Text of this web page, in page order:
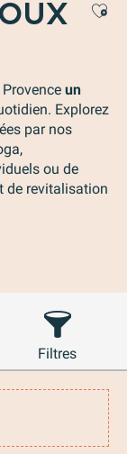
un
Explorez
par nos
ou de
de revitalisation
Filtres